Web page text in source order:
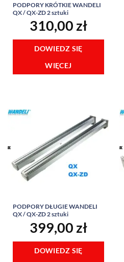
PODPORY KRÓTKIE WANDELI
QX / QX-ZD 2 sztuki
310,00 zł
DOWIEDZ SIĘ
WIĘCEJ
PODPORY DŁUGIE WANDELI
QX / QX-ZD 2 sztuki
399,00 zł
DOWIEDZ SIĘ